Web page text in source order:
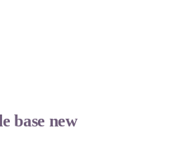
base new